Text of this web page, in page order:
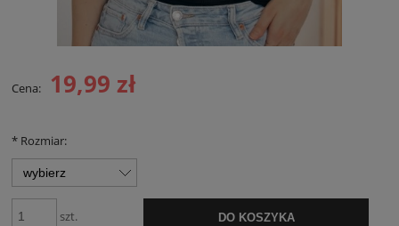
Cena: 19,99 zł
* Rozmiar:
szt. DO KOSZYKA